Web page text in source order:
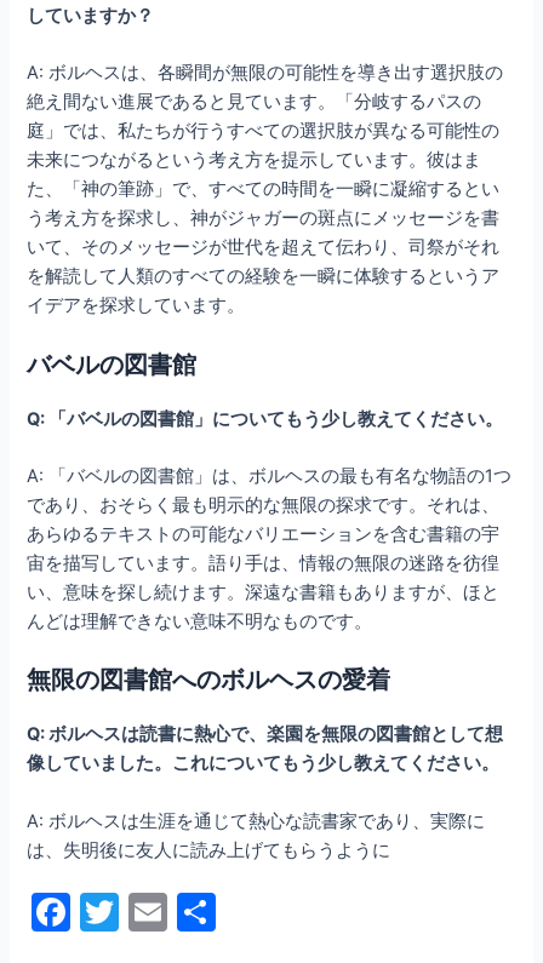
していますか？
A: ボルヘスは、各瞬間が無限の可能性を導き出す選択肢の
絶え間ない進展であると見ています。「分岐するパスの
庭」では、私たちが行うすべての選択肢が異なる可能性の
未来につながるという考え方を提示しています。彼はま
た、「神の筆跡」で、すべての時間を一瞬に凝縮するとい
う考え方を探求し、神がジャガーの斑点にメッセージを書
いて、そのメッセージが世代を超えて伝わり、司祭がそれ
を解読して人類のすべての経験を一瞬に体験するというア
イデアを探求しています。
バベルの図書館
Q: 「バベルの図書館」についてもう少し教えてください。
A: 「バベルの図書館」は、ボルヘスの最も有名な物語の1つ
であり、おそらく最も明示的な無限の探求です。それは、
あらゆるテキストの可能なバリエーションを含む書籍の宇
宙を描写しています。語り手は、情報の無限の迷路を彷徨
い、意味を探し続けます。深遠な書籍もありますが、ほと
んどは理解できない意味不明なものです。
無限の図書館へのボルヘスの愛着
Q: ボルヘスは読書に熱心で、楽園を無限の図書館として想
像していました。これについてもう少し教えてください。
A: ボルヘスは生涯を通じて熱心な読書家であり、実際に
は、失明後に友人に読み上げてもらうように
F
T
E